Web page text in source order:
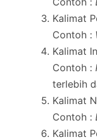
Kalimat
Contoh :
Kalimat
Contoh :
terlebih
Kalimat
Contoh :
Kalimat